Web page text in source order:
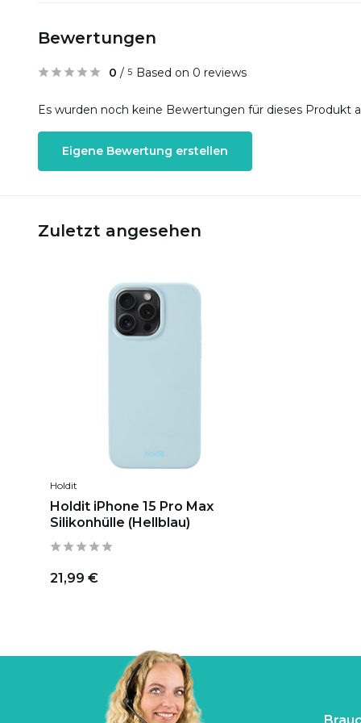
Bewertungen
0 / 5 Based on 0 reviews
Es wurden noch keine Bewertungen für dieses Produkt
Eigene Bewertung erstellen
Zuletzt angesehen
Holdit
Holdit iPhone 15 Pro Max
Silikonhülle (Hellblau)
21,99 €